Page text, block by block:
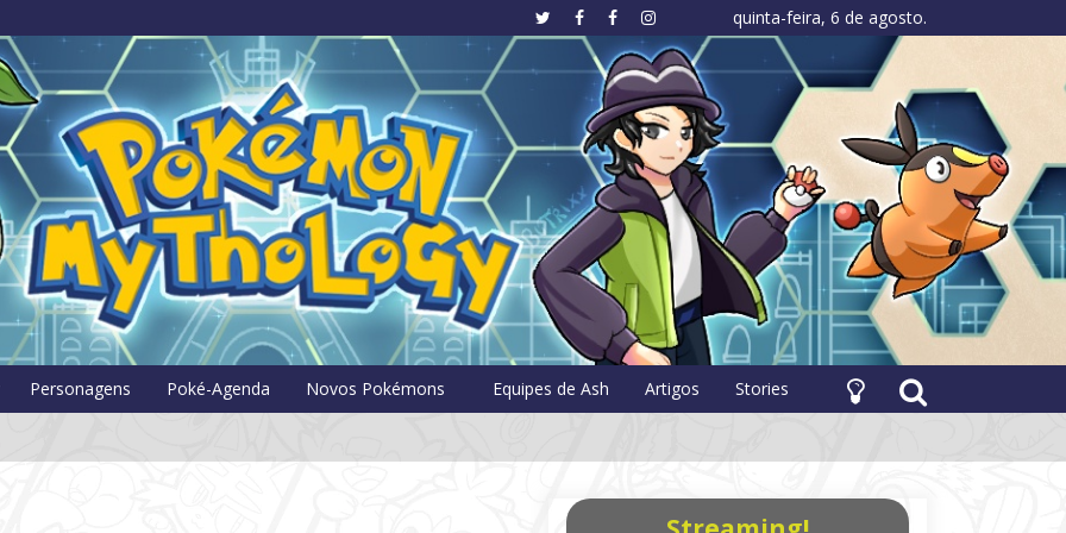
quinta-feira, 6 de agosto.
Pokémon Mythology
Personagens Poké-Agenda Novos Pokémons Equipes de Ash Artigos Stories